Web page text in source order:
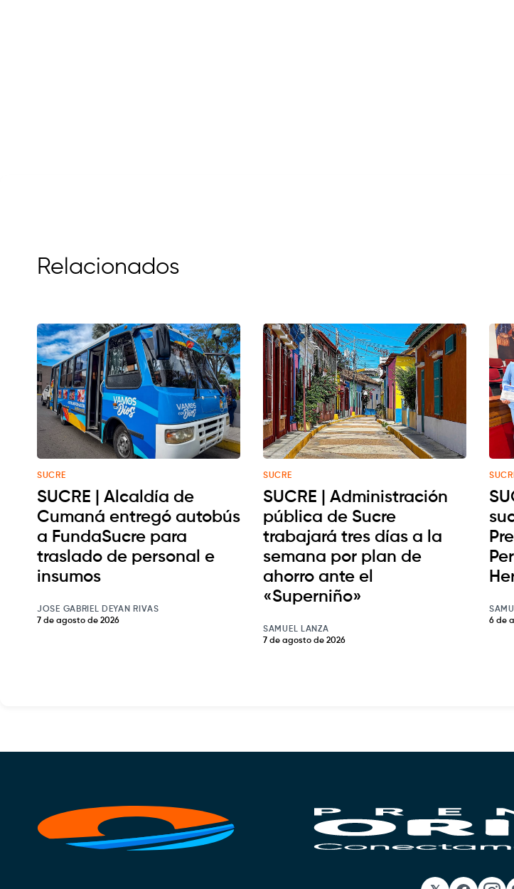
Relacionados
SUCRE
SUCRE | Alcaldía de
Cumaná entregó autobús
a FundaSucre para
traslado de personal e
insumos
JOSE GABRIEL DEYAN RIVAS
7 de agosto de 2026
SUCRE
SUCRE | Administración
pública de Sucre
trabajará tres días a la
semana por plan de
ahorro ante el
«Superniño»
SAMUEL LANZA
7 de agosto de 2026
6 de